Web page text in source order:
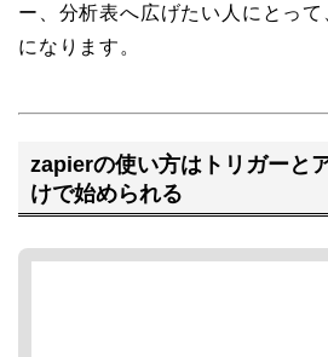
ー、分析表へ広げたい人にとっ
になります。
zapierの使い方はトリガーと
けで始められる